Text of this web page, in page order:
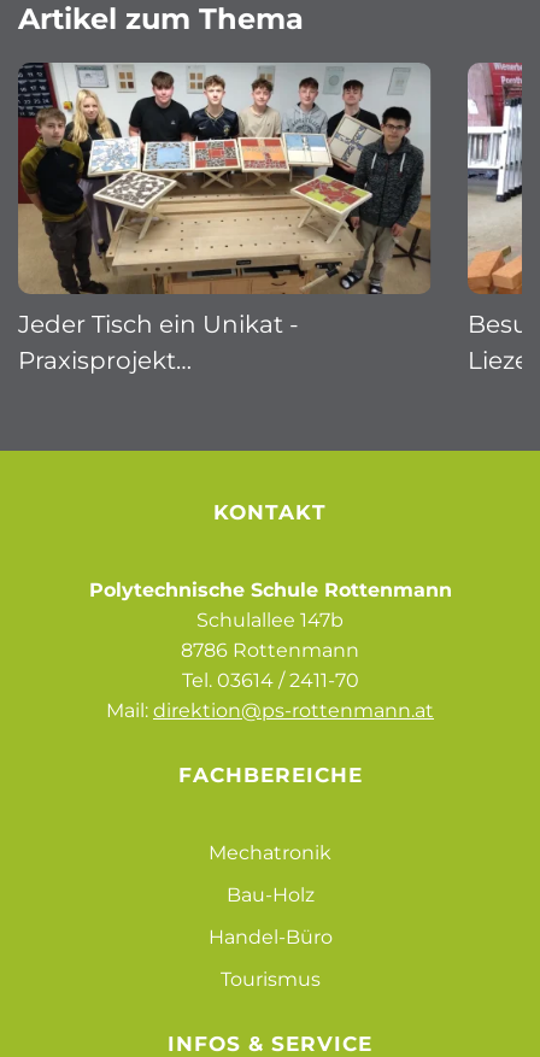
Artikel zum Thema
Jeder Tisch ein Unikat -
Praxisprojekt…
KONTAKT
Polytechnische Schule Rottenmann
Schulallee 147b
8786 Rottenmann
Tel. 03614 / 2411-70
Mail: direktion@ps-rottenmann.at
FACHBEREICHE
Mechatronik
Bau-Holz
Handel-Büro
Tourismus
INFOS & SERVICE